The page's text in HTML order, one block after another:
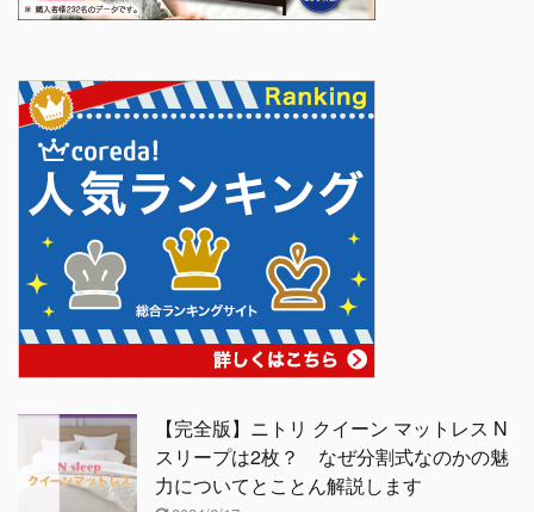
【完全版】ニトリ クイーン マットレス N
スリープは2枚？ なぜ分割式なのかの魅
力についてとことん解説します